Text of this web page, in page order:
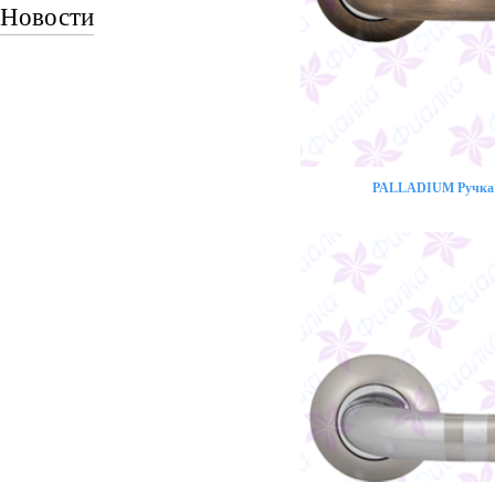
Новости
PALLADIUM Ручка